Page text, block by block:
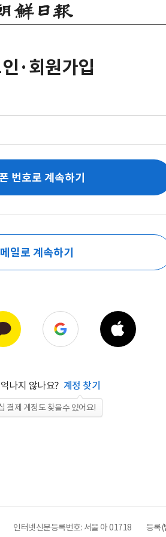
·회원가입
번호로 계속하기
일로 계속하기
나지 않나요? 계정 찾기
결제 계정도 찾을수 있어요!
인터넷신문등록번호: 서울 아 01718 등록(